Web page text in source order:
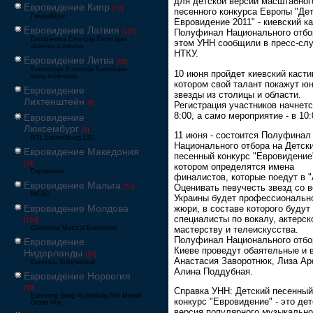
Евровидение Кипр [52]
Γιουροβίζιον
Евровидение Латвия [125]
Eirodziesma Eirovīzija Eirovīzijas
dziesmu konkurss
Евровидение Литва [65]
Eurovizijoje Eurovizija Eurovizijos
dainų konkursas
Евровидение
Лихтенштейн [6]
Евровидение
Люксембург [6]
RTL Luxembourg LSC
Евровидение Македония
[24]
Евровизија
Евровидение Мальта [51]
MESC
Евровидение Молдова
[134]
Concursul Muzical Eurovision
Евровидение
Нидерланды [26]
Eurovisie Songfestival
Евровидение Норвегия
[39]
Eurosong Sang Ryddesalg Nrk Melodi
Grand Prix
песенного конкурса Европы
Евровидение 2011" - киевский
Полуфинал Национального
этом УНН сообщили в пресс-
НТКУ.
10 июня пройдет киевский
котором свой талант покажут
звезды из столицы и области.
Регистрация участников
8:00, а само мероприятие - в
11 июня - состоится Полуфинал
Национального отбора на
песенный конкурс
котором определятся имена
финалистов, которые поедут в
Оценивать певучесть звезд со
Украины будет
жюри, в составе которого будут
специалисты по вокалу,
мастерству и телеискусства.
Полуфинал Национального
Киеве проведут обаятельные и
Анастасия Заворотнюк, Лиза
Алина Поддубная.
Справка УНН: Детский песенный
конкурс "Евровидение" - это